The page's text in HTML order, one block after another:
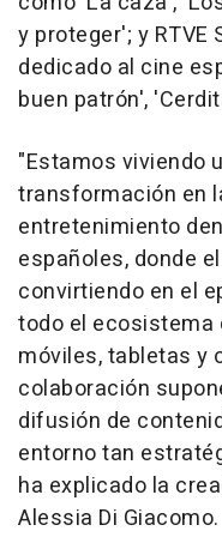
y proteger'; y RTVE
dedicado al cine
buen patrón',
"Estamos viviendo
transformación en
entretenimiento
españoles, donde
convirtiendo en el
todo el ecosistema
móviles, tabletas y
colaboración
difusión de
entorno tan
ha explicado la
Alessia Di Giacomo.